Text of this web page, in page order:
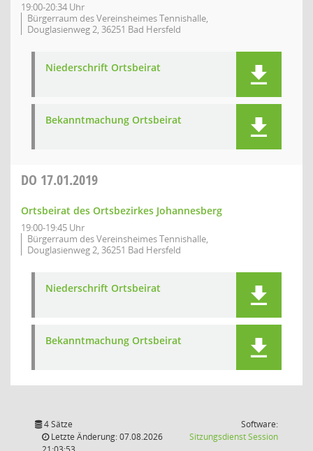
19:00-20:34 Uhr
Bürgerraum des Vereinsheimes Tennishalle,
Douglasienweg 2, 36251 Bad Hersfeld
Niederschrift Ortsbeirat
Bekanntmachung Ortsbeirat
DO 17.01.2019
Ortsbeirat des Ortsbezirkes Johannesberg
19:00-19:45 Uhr
Bürgerraum des Vereinsheimes Tennishalle,
Douglasienweg 2, 36251 Bad Hersfeld
Niederschrift Ortsbeirat
Bekanntmachung Ortsbeirat
4 Sätze
Letzte Änderung: 07.08.2026
Software:
SitzungsdienstSession(Wird in